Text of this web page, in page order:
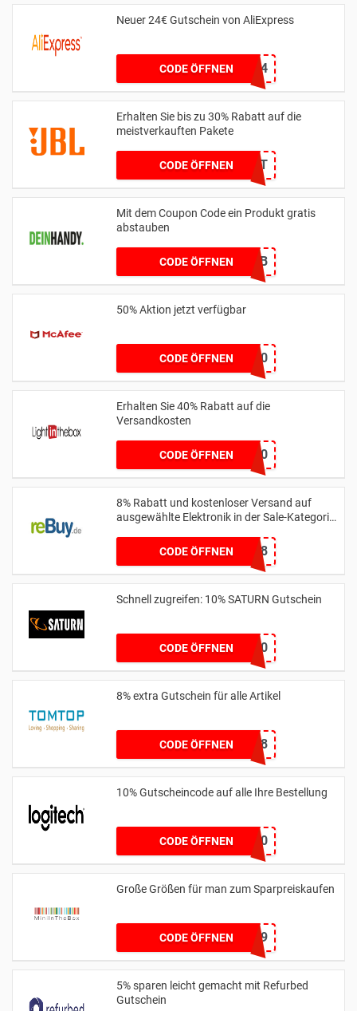
Neuer 24€ Gutschein von AliExpress
CODE ÖFFNEN
6SAMMLER24
Erhalten Sie bis zu 30% Rabatt auf die
meistverkauften Pakete
CODE ÖFFNEN
KEIN CODE BENÖTIGT
Mit dem Coupon Code ein Produkt gratis
abstauben
CODE ÖFFNEN03E0B41B
50% Aktion jetzt verfügbar
CODE ÖFFNEN
BESTCOMPMAA50
Erhalten Sie 40% Rabatt auf die
Versandkosten
CODE ÖFFNENMENFB60
8% Rabatt und kostenloser Versand auf
ausgewählte Elektronik in der Sale-Kategorie
CODE ÖFFNEN
BACK2SCHOOL8
Schnell zugreifen: 10% SATURN Gutschein
CODE ÖFFNENBROSKI10
8% extra Gutschein für alle Artikel
CODE ÖFFNENLMTTSW8
10% Gutscheincode auf alle Ihre Bestellung
CODE ÖFFNEN
YCIMAGING10
Große Größen für man zum Sparpreiskaufen
CODE ÖFFNEN MAS9
5% sparen leicht gemacht mit Refurbed
Gutschein